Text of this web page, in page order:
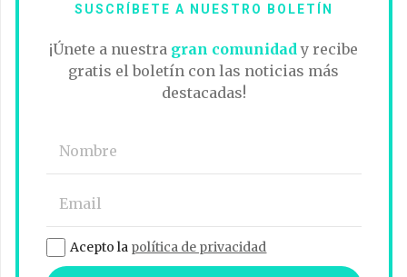
SUSCRÍBETE A NUESTRO BOLETÍN
¡Únete a nuestra gran comunidad y recibe
gratis el boletín con las noticias más
destacadas!
Acepto la política de privacidad